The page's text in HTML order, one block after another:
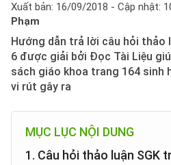
Xuất bản: 16/09/2018 - Cập nhật:
Phạm
Hướng dẫn trả lời câu hỏi thảo
6 được giải bởi Đọc Tài Liệu
sách giáo khoa trang 164 sinh
vi rút gây ra
MỤC LỤC NỘI DUNG
1. Câu hỏi thảo luận SGK